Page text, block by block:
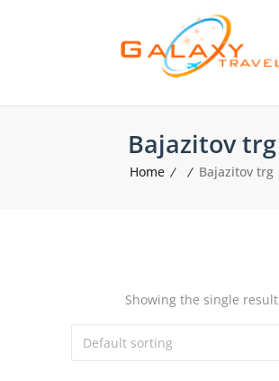
Bajazitov trg
Home Bajazitov trg
Showing the single result